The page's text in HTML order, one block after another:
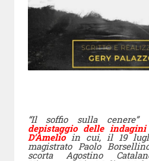
“Il soffio sulla
depistaggio delle
D’Amelioin cui, il 19
magistrato Paolo
scorta Agostino